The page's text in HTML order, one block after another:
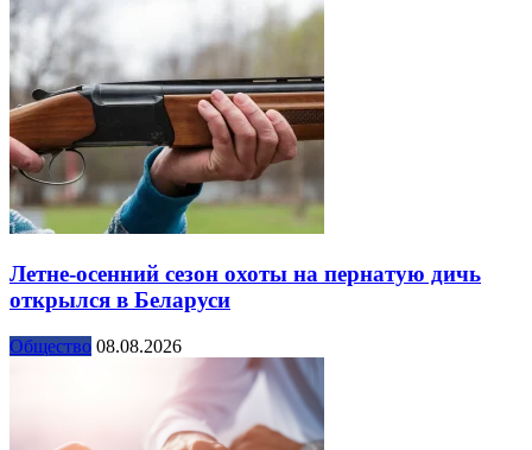
Летне-осенний сезон охоты на пернатую дичь
открылся в Беларуси
Общество 08.08.2026